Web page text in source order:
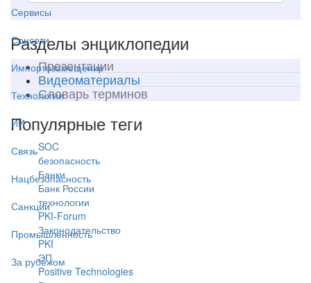
Сервисы
Соцсети
Импортозамещение
Технологии
ИИ
Связь
Нацбезопасность
Санкции
Промышленность
За рубежом
Разделы энциклопедии
Презентации
Видеоматериалы
Словарь терминов
Популярные теги
SOC
безопасность
Банки
Банк России
технологии
PKI-Forum
Законодательство
PKI
ЭП
Positive Technologies